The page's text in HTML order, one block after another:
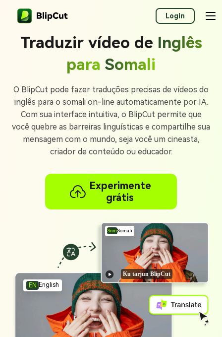
Login
Traduzir vídeo de Inglês
para Somali
O BlipCut pode fazer traduções precisas de vídeos do
inglês para o somali on-line automaticamente por IA.
Com sua interface intuitiva, o BlipCut permite que
você quebre as barreiras linguísticas e compartilhe sua
mensagem com o mundo, seja você um cineasta,
criador de conteúdo ou educador.
Experimente
grátis
EN English
SomSomali
Ku tarjun BlipCut